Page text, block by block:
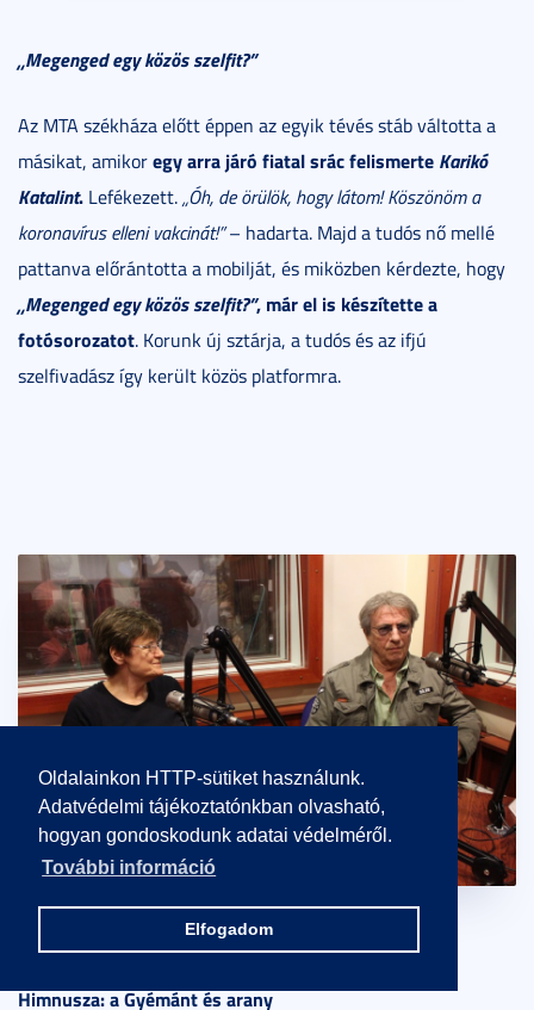
Oldalainkon HTTP-sütiket használunk.
Adatvédelmi tájékoztatónkban olvasható,
hogyan gondoskodunk adatai védelméről.
További információ
Elfogadom
„Megenged egy közös szelfit?”
Az MTA székháza előtt éppen az egyik tévés stáb váltotta a
másikat, amikoregy arra járó fiatal srác felismerte Karikó
Katalint. Lefékezett.„Óh, de örülök, hogy látom! Köszönöm a
koronavírus elleni vakcinát!”– hadarta. Majd a tudós nő mellé
pattanva előrántotta a mobilját, és miközben kérdezte, hogy
„Megenged egy közös szelfit?”, már el is készítette a
fotósorozatot. Korunk új sztárja, a tudós és az ifjú
szelfivadász így került közös platformra.
Himnusza: a Gyémánt és arany